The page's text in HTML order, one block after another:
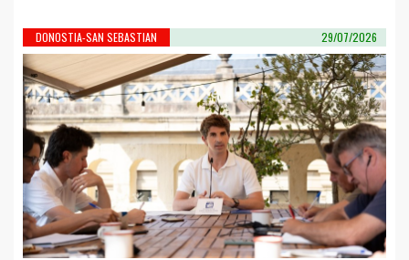
DONOSTIA-SAN SEBASTIAN 29/07/2026